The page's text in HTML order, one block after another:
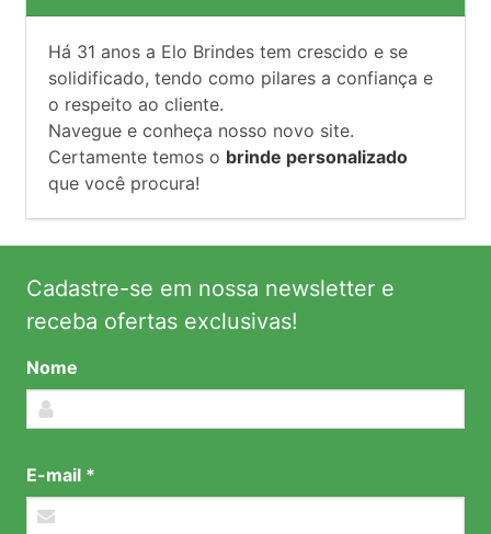
Há 31 anos a Elo Brindes tem crescido e se
solidificado, tendo como pilares a confiança e
o respeito ao cliente.
Navegue e conheça nosso novo site.
Certamente temos o brinde personalizado
que você procura!
Cadastre-se em nossa newsletter e
receba ofertas exclusivas!
Nome
E-mail *